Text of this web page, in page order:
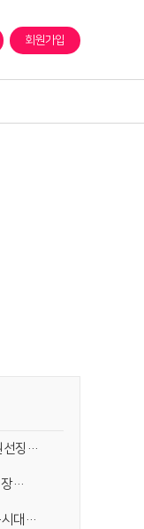
회원가입
선징…
장…
시대…